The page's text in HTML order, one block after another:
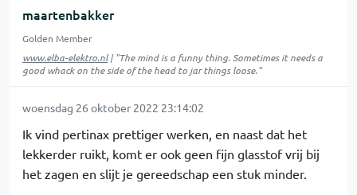
maartenbakker
Golden Member
www.elba-elektro.nl| "The mind is a funny thing. Sometimes it needs a
good whack on the side of the head to jar things loose."
woensdag 26 oktober 2022 23:14:02
Ik vind pertinax prettiger werken, en naast dat het
lekkerder ruikt, komt er ook geen fijn glasstof vrij bij
het zagen en slijt je gereedschap een stuk minder.